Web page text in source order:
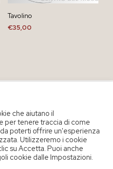
Tavolino
€35,00
che aiutano il
per tenere traccia di come
poterti offrire un'esperienza
Utilizzeremo i cookie
su Accetta. Puoi anche
cookie dalle Impostazioni.